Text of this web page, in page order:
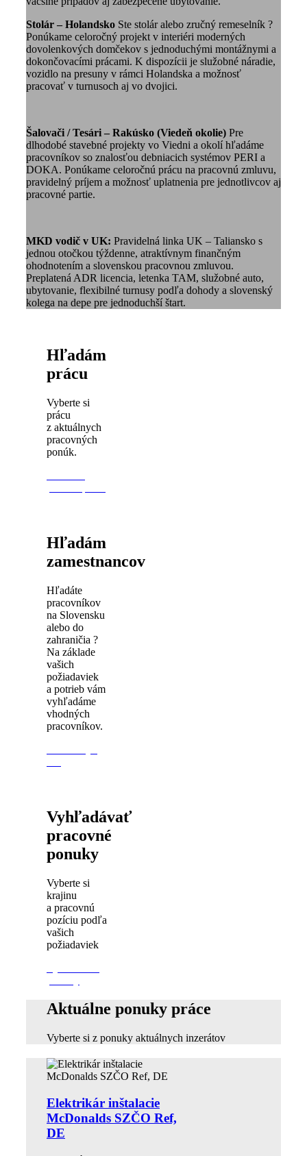
Stolár – Holandsko Ste stolár alebo zručný remeselník ?
Ponúkame celoročný projekt v interiéri moderných
dovolenkových domčekov s jednoduchými montážnymi a
dokončovacími prácami. K dispozícii je služobné náradie,
vozidlo na presuny v rámci Holandska a možnosť
pracovať v turnusoch aj vo dvojici.
Šalovači / Tesári – Rakúsko (Viedeň okolie) Pre
dlhodobé stavebné projekty vo Viedni a okolí hľadáme
pracovníkov so znalosťou debniacich systémov PERI a
DOKA. Ponúkame celoročnú prácu na pracovnú zmluvu,
pravidelný príjem a možnosť uplatnenia pre jednotlivcov aj
pracovné partie.
MKD vodič v UK: Pravidelná linka UK – Taliansko s
jednou otočkou týždenne, atraktívnym finančným
ohodnotením a slovenskou pracovnou zmluvou.
Preplatená ADR licencia, letenka TAM, služobné auto,
ubytovanie, flexibilné turnusy podľa dohody a slovenský
kolega na depe pre jednoduchší štart.
Hľadám
prácu
Vyberte si
prácu
z aktuálnych
pracovných
ponúk.
Hľadám
zamestnancov
Hľadáte
pracovníkov
na Slovensku
alebo do
zahraničia ?
Na základe
vašich
požiadaviek
a potrieb vám
vyhľadáme
vhodných
pracovníkov.
Vyhľadávať
pracovné
ponuky
Vyberte si
krajinu
a pracovnú
pozíciu podľa
vašich
požiadaviek
Aktuálne ponuky práce
Vyberte si z ponuky aktuálnych inzerátov
Elektrikár inštalacie
McDonalds SZČO Ref,
DE